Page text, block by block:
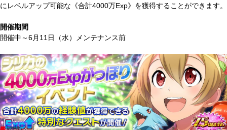
にレベルアップ可能な《合計4000万Exp》を獲得することができます。
開催期間
開催中～6月11日（水）メンテナンス前